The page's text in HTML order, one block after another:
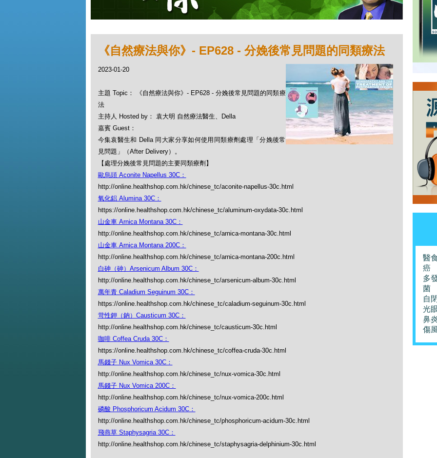
《自然療法與你》- EP628 - 分娩後常見問題的同類療法
2023-01-20
主題 Topic： 《自然療法與你》- EP628 - 分娩後常見問題的同類療
法
主持人 Hosted by： 袁大明 自然療法醫生、Della
嘉賓 Guest：
今集袁醫生和 Della 同大家分享如何使用同類療劑處理「分娩後常
見問題」（After Delivery）。
【處理分娩後常見問題的主要同類療劑】
歐烏頭 Aconite Napellus 30C：
http://online.healthshop.com.hk/chinese_tc/aconite-napellus-30c.html
氧化鋁 Alumina 30C：
https://online.healthshop.com.hk/chinese_tc/aluminum-oxydata-30c.html
山金車 Arnica Montana 30C：
http://online.healthshop.com.hk/chinese_tc/arnica-montana-30c.html
山金車 Arnica Montana 200C：
http://online.healthshop.com.hk/chinese_tc/arnica-montana-200c.html
白砷（砷）Arsenicum Album 30C：
http://online.healthshop.com.hk/chinese_tc/arsenicum-album-30c.html
萬年青 Caladium Seguinum 30C：
https://online.healthshop.com.hk/chinese_tc/caladium-seguinum-30c.html
苛性鉀（鈉）Causticum 30C：
http://online.healthshop.com.hk/chinese_tc/causticum-30c.html
咖啡 Coffea Cruda 30C：
https://online.healthshop.com.hk/chinese_tc/coffea-cruda-30c.html
馬錢子 Nux Vomica 30C：
http://online.healthshop.com.hk/chinese_tc/nux-vomica-30c.html
馬錢子 Nux Vomica 200C：
http://online.healthshop.com.hk/chinese_tc/nux-vomica-200c.html
磷酸 Phosphoricum Acidum 30C：
http://online.healthshop.com.hk/chinese_tc/phosphoricum-acidum-30c.html
飛燕草 Staphysagria 30C：
http://online.healthshop.com.hk/chinese_tc/staphysagria-delphinium-30c.html
醫
癌
多
菌
自
光
鼻
傷